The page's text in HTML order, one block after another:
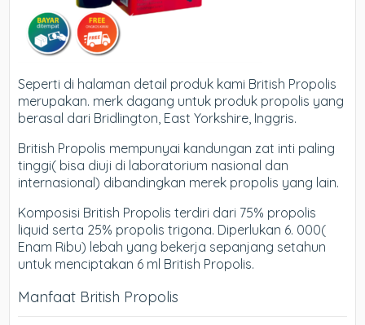
Seperti di halaman detail produk kami British Propolis
merupakan. merk dagang untuk produk propolis yang
berasal dari Bridlington, East Yorkshire, Inggris.
British Propolis mempunyai kandungan zat inti paling
tinggi( bisa diuji di laboratorium nasional dan
internasional) dibandingkan merek propolis yang lain.
Komposisi British Propolis terdiri dari 75% propolis
liquid serta 25% propolis trigona. Diperlukan 6. 000(
Enam Ribu) lebah yang bekerja sepanjang setahun
untuk menciptakan 6 ml British Propolis.
Manfaat British Propolis